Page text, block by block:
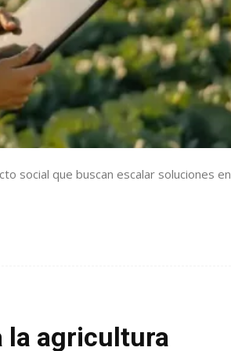
social que buscan escalar soluciones en
la agricultura